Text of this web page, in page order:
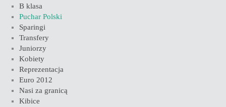
B klasa
Puchar Polski
Sparingi
Transfery
Juniorzy
Kobiety
Reprezentacja
Euro 2012
Nasi za granicą
Kibice